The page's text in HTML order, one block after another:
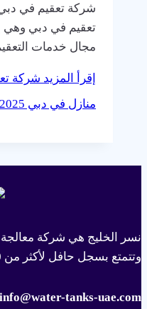
شركة تعقيم في
تعقيم في دبي وهي
مجال خدمات
إقرأ المزيد شركة
منازل في دبي 2025
نسر الخليج هي شركة معالجة
وتتمتع بسجل حافل لأكثر من 10 سنوات في هذا المجال
info@water-tanks-uae.com